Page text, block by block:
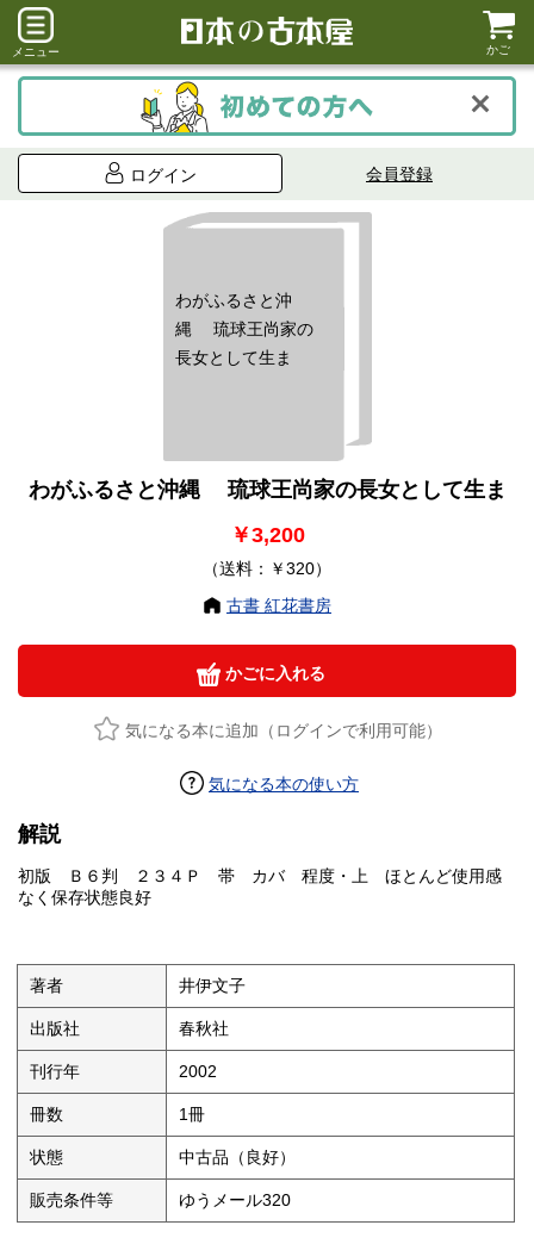
メニュー かご
ログイン 会員登録
わがふるさと沖
縄 琉球王尚家の
長女として生ま
わがふるさと沖縄 琉球王尚家の長女として生ま
￥3,200
（送料：￥320）
古書 紅花書房
かごに入れる
気になる本に追加（ログインで利用可能）
気になる本の使い方
解説
初版 Ｂ６判 ２３４Ｐ 帯 カバ 程度・上 ほとんど使用感
なく保存状態良好
著者 井伊文子
出版社 春秋社
刊行年 2002
冊数 1冊
状態 中古品（良好）
販売条件等 ゆうメール320